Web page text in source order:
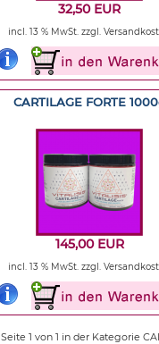
32,50 EUR
incl. 13 % MwSt. zzgl.
CARTILAGE FORTE
145,00 EUR
incl. 13 % MwSt. zzgl.
Seite 1 von 1 in der Kategorie